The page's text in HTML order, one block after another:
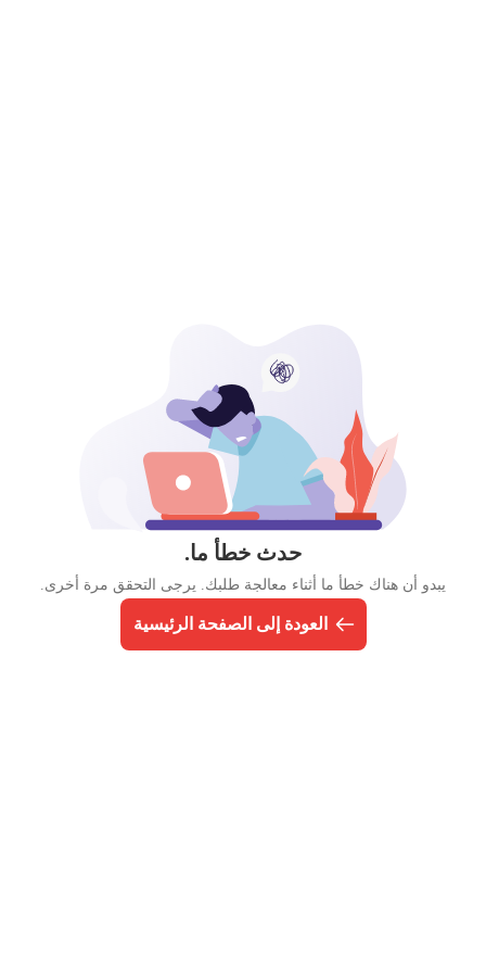
حدث خطأ ما.
يبدو أن هناك خطأ ما أثناء معالجة طلبك. يرجى التحقق مرة أخرى.
العودة إلى الصفحة الرئيسية